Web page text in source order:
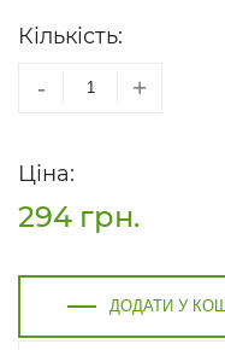
Кількість:
- +
Ціна:
294 грн.
ДОДАТИ У